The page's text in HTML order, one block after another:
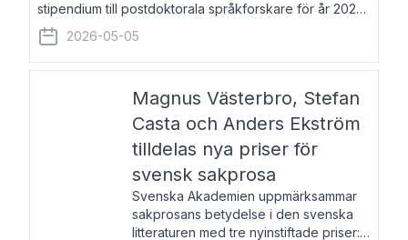
stipendium till postdoktorala språkforskare för år 2026.
Stipendiebeloppet är 75 000 kronor per mottagare.
Anders Agebjörn, född 1984, är universitet
2026-05-05
Magnus Västerbro, Stefan
Casta och Anders Ekström
tilldelas nya priser för
svensk sakprosa
Svenska Akademien uppmärksammar
sakprosans betydelse i den svenska
litteraturen med tre nyinstiftade priser: